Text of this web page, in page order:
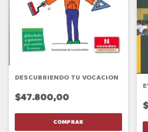
DESCUBRIENDO TU VOCACION
$47.800,00